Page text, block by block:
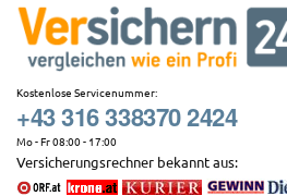
Zum
Inhalt
springen
Kostenlose Servicenummer:
+43 316 338370 2424
Mo - Fr 08:00 - 17:00
Versicherungsrechner bekannt aus: